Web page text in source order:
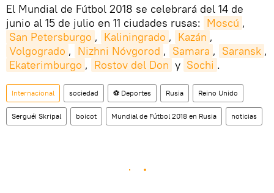
El Mundial de Fútbol 2018 se celebrará del 14 de
junio al 15 de julio en 11 ciudades rusas: Moscú ,
San Petersburgo , Kaliningrado , Kazán ,
Volgogrado , Nizhni Nóvgorod , Samara , Saransk ,
Ekaterimburgo , Rostov del Don y Sochi .
Internacional sociedad ⚽ Deportes Rusia Reino Unido
Serguéi Skripal boicot Mundial de Fútbol 2018 en Rusia noticias